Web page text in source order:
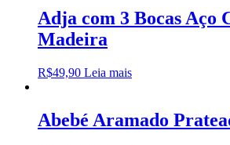
Adja com 3 Bocas Aço
Madeira
R$49,90 Leia mais
Abebé Aramado